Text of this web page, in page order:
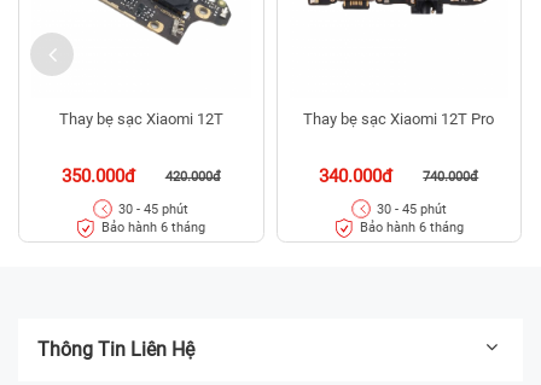
Thay bẹ sạc Xiaomi 12T
350.000đ 420.000đ
30 - 45 phút
Bảo hành 6 tháng
Thay bẹ sạc Xiaomi 12T Pro
340.000đ 740.000đ
30 - 45 phút
Bảo hành 6 tháng
Thông Tin Liên Hệ